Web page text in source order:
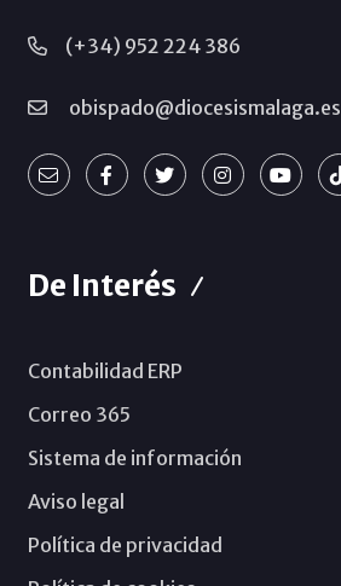
(+34) 952 224 386
obispado@diocesismalaga.es
De Interés
Contabilidad ERP
Correo 365
Sistema de información
Aviso legal
Política de privacidad